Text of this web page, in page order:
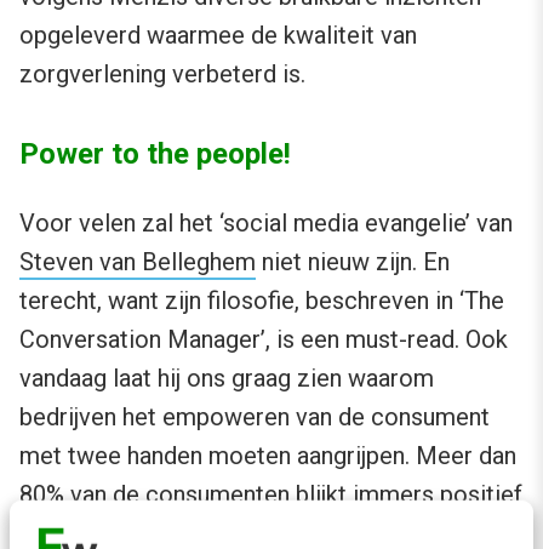
opgeleverd waarmee de kwaliteit van
zorgverlening verbeterd is.
Power to the people!
Voor velen zal het ‘social media evangelie’ van
Steven van Belleghem niet nieuw zijn. En
terecht, want zijn filosofie, beschreven in ‘The
Conversation Manager’, is een must-read. Ook
vandaag laat hij ons graag zien waarom
bedrijven het empoweren van de consument
met twee handen moeten aangrijpen. Meer dan
80% van de consumenten blijkt immers positief
over merken te praten.